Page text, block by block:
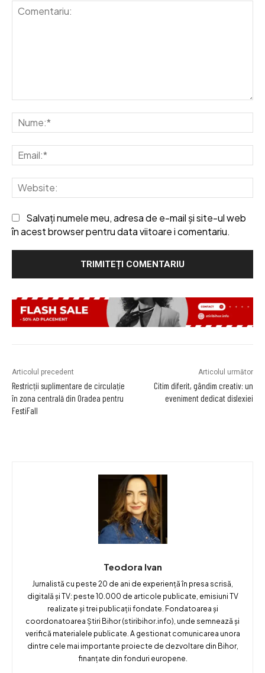
Salvați numele meu, adresa de e-mail și site-ul web
în acest browser pentru data viitoare i comentariu.
Articolul precedent
Restricții suplimentare de circulație
în zona centrală din Oradea pentru
FestiFall
Articolul următor
Citim diferit, gândim creativ: un
eveniment dedicat dislexiei
Teodora Ivan
Jurnalistă cu peste 20 de ani de experiență în presa scrisă,
digitală și TV: peste 10.000 de articole publicate, emisiuni TV
realizate și trei publicații fondate. Fondatoarea și
coordonatoarea Știri Bihor (stiribihor.info), unde semnează și
verifică materialele publicate. A gestionat comunicarea unora
dintre cele mai importante proiecte de dezvoltare din Bihor,
finanțate din fonduri europene.